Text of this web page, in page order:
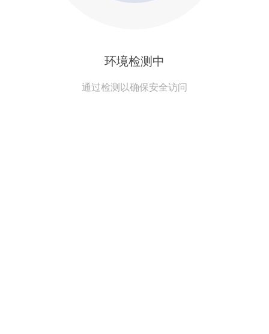
环境检测中
通过检测以确保安全访问